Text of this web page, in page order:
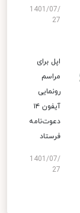
1401/07/
27
اپل برای
مراسم
رونمایی
آیفون ۱۴
دعوت‌نامه
فرستاد
1401/07/
27